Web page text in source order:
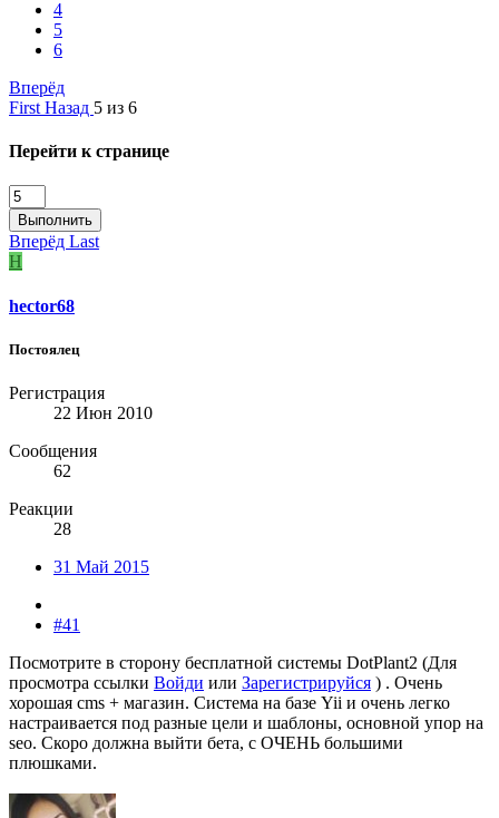
4
5
6
Вперёд
First Назад 5 из 6
Перейти к странице
Выполнить
Вперёд Last
H
hector68
Постоялец
Регистрация
22 Июн 2010
Сообщения
62
Реакции
28
31 Май 2015
#41
Посмотрите в сторону бесплатной системы DotPlant2 (Для
просмотра ссылки Войди или Зарегистрируйся ) . Очень
хорошая cms + магазин. Система на базе Yii и очень легко
настраивается под разные цели и шаблоны, основной упор на
seo. Скоро должна выйти бета, с ОЧЕНЬ большими
плюшками.